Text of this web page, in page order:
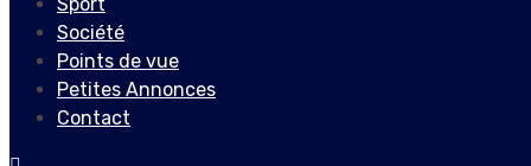
Société
Points de vue
Petites Annonces
Contact